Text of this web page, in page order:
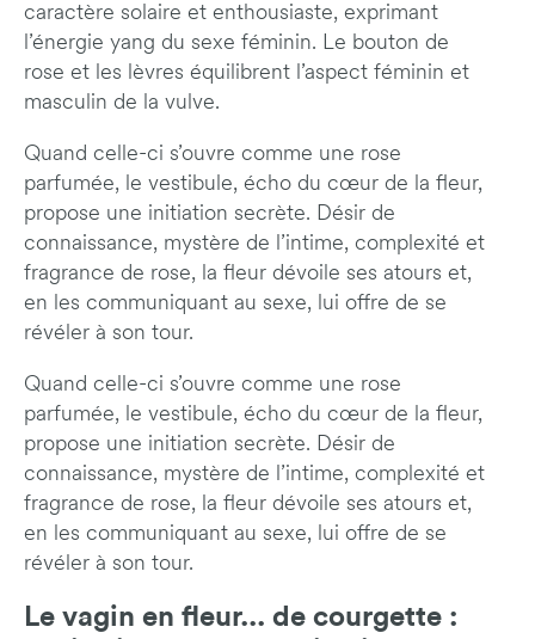
caractère solaire et enthousiaste, exprimant
l’énergie yang du sexe féminin. Le bouton de
rose et les lèvres équilibrent l’aspect féminin et
masculin de la vulve.
Quand celle-ci s’ouvre comme une rose
parfumée, le vestibule, écho du cœur de la fleur,
propose une initiation secrète. Désir de
connaissance, mystère de l’intime, complexité et
fragrance de rose, la fleur dévoile ses atours et,
en les communiquant au sexe, lui offre de se
révéler à son tour.
Quand celle-ci s’ouvre comme une rose
parfumée, le vestibule, écho du cœur de la fleur,
propose une initiation secrète. Désir de
connaissance, mystère de l’intime, complexité et
fragrance de rose, la fleur dévoile ses atours et,
en les communiquant au sexe, lui offre de se
révéler à son tour.
Le vagin en fleur... de courgette :